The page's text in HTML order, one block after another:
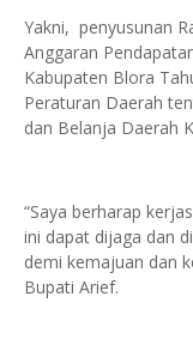
Yakni, penyusunan
Anggaran
Kabupaten Blora
Peraturan Daerah
dan Belanja Daerah
“Saya berharap
ini dapat dijaga dan
demi kemajuan dan
Bupati Arief.